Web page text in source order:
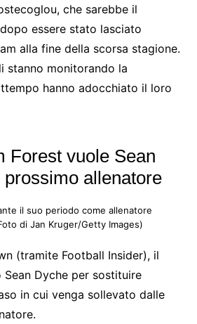
che sarebbe il
essere stato lasciato
alla fine della scorsa stagione.
stanno monitorando la
hanno adocchiato il loro
Forest vuole Sean
allenatore
il suo periodo come allenatore
di Jan Kruger/Getty Images)
(tramite Football Insider), il
Sean Dyche per sostituire
in cui venga sollevato dalle